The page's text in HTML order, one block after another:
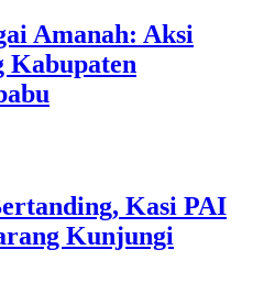
Amanah: Aksi
Kabupaten
Kasi PAI
Kunjungi